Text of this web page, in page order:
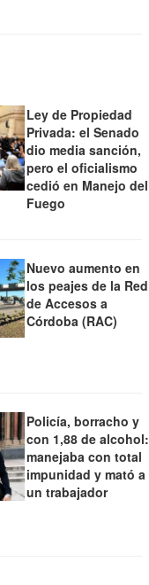
Ley de Propiedad
Privada: el Senado
dio media sanción,
pero el oficialismo
cedió en Manejo del
Fuego
Nuevo aumento en
los peajes de la Red
de Accesos a
Córdoba (RAC)
Policía, borracho y
con 1,88 de alcohol:
manejaba con total
impunidad y mató a
un trabajador